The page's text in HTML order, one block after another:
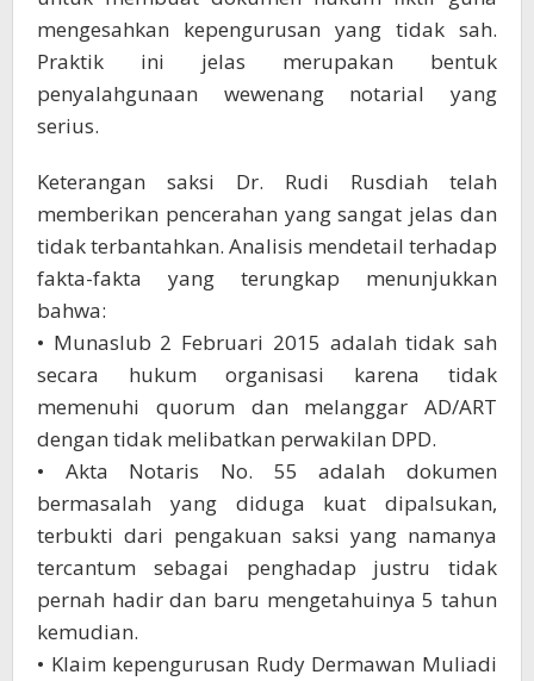
mengesahkan kepengurusan yang tidak sah.
Praktik ini jelas merupakan bentuk
penyalahgunaan wewenang notarial yang
serius.
Keterangan saksi Dr. Rudi Rusdiah telah
memberikan pencerahan yang sangat jelas dan
tidak terbantahkan. Analisis mendetail terhadap
fakta-fakta yang terungkap menunjukkan
bahwa:
• Munaslub 2 Februari 2015 adalah tidak sah
secara hukum organisasi karena tidak
memenuhi quorum dan melanggar AD/ART
dengan tidak melibatkan perwakilan DPD.
• Akta Notaris No. 55 adalah dokumen
bermasalah yang diduga kuat dipalsukan,
terbukti dari pengakuan saksi yang namanya
tercantum sebagai penghadap justru tidak
pernah hadir dan baru mengetahuinya 5 tahun
kemudian.
• Klaim kepengurusan Rudy Dermawan Muliadi